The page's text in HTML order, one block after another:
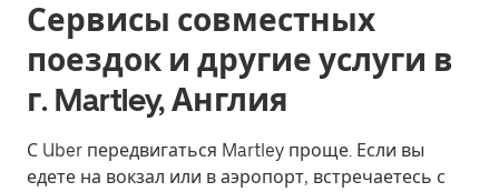
Сервисы совместных
поездок и другие услуги в
г. Martley, Англия
С Uber передвигаться Martley проще. Если вы
едете на вокзал или в аэропорт, встречаетесь с